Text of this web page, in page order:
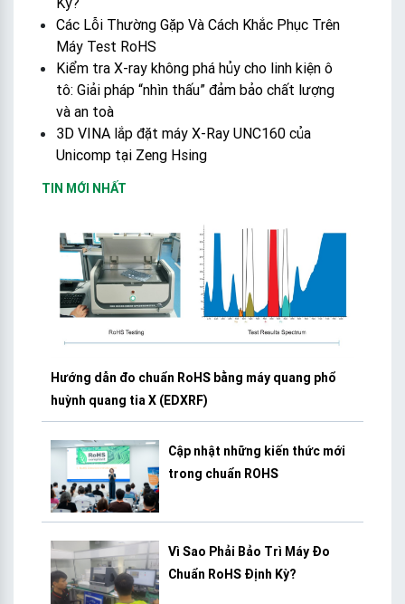
Các Lỗi Thường Gặp Và Cách Khắc Phục Trên
Máy Test RoHS
Kiểm tra X-ray không phá hủy cho linh kiện ô
tô: Giải pháp “nhìn thấu” đảm bảo chất lượng
và an toà
3D VINA lắp đặt máy X-Ray UNC160 của
Unicomp tại Zeng Hsing
TIN MỚI NHẤT
Hướng dẫn đo chuẩn RoHS bằng máy quang phổ
huỳnh quang tia X (EDXRF)
Cập nhật những kiến thức mới
trong chuẩn ROHS
Vì Sao Phải Bảo Trì Máy Đo
Chuẩn RoHS Định Kỳ?